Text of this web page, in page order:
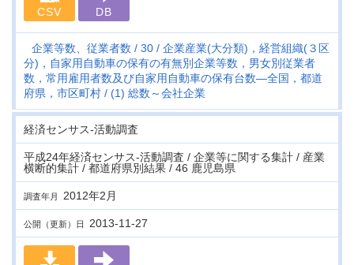
CSV DB
企業等数、従業者数 30
企業産業(大分類)，経営組織(３区
分)，自家用自動車の保有の有無別企業等数，男女別従業者
数，常用雇用者数及び自家用自動車の保有台数―全国，都道
府県，市区町村
(1) 総数～会社企業
経済センサス‐活動調査
平成24年経済センサス‐活動調査 / 企業等に関する集計 / 産業
横断的集計 / 都道府県別結果 / 46 鹿児島県
調査年月 2012年2月
公開（更新）日 2013-11-27